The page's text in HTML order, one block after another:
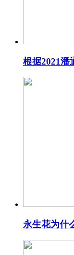
根据2021潘
永生花为什